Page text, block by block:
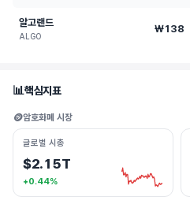
알고랜드
ALGO
₩138
📊핵심지표
🪙암호화폐 시장
글로벌 시총
$2.15T
+0.44%